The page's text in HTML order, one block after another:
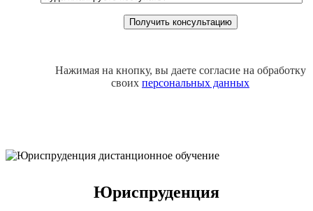
Нажимая на кнопку, вы даете согласие на обработку
своих персональных данных
Юриспруденция